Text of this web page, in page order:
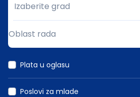
Grad
Izaberite grad
Oblast rada
Plata u oglasu
Poslovi za mlade